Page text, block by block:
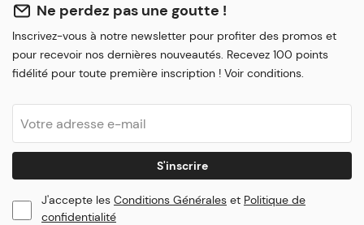
Ne perdez pas une goutte !
Inscrivez-vous à notre newsletter pour profiter des promos et
pour recevoir nos dernières nouveautés. Recevez 100 points
fidélité pour toute première inscription ! Voir conditions.
S'inscrire
J'accepte les Conditions Générales et Politique de
confidentialité